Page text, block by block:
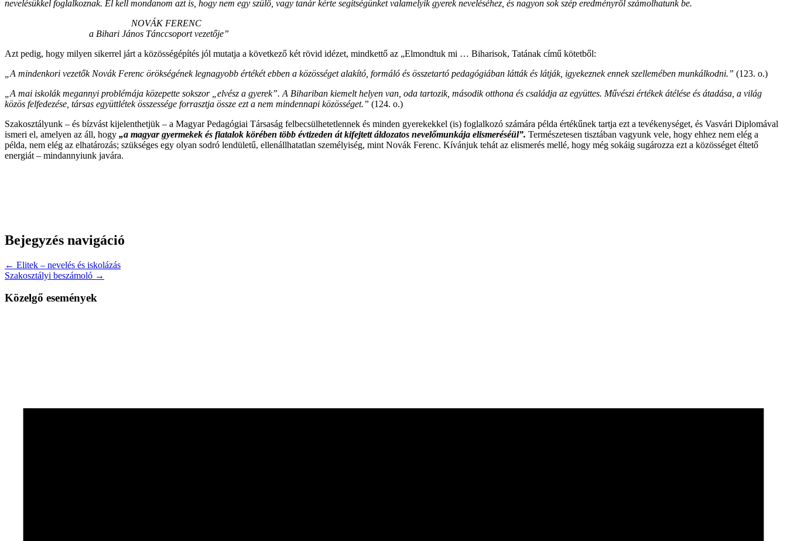
nevelésükkel foglalkoznak. El kell mondanom azt is, hogy nem egy szülő, vagy tanár kérte segítségünket valamelyik gyerek neveléséhez, és nagyon sok szép eredményről számolhatunk be.
NOVÁK FERENC
a Bihari János Tánccsoport vezetője”
Azt pedig, hogy milyen sikerrel járt a közösségépítés jól mutatja a következő két rövid idézet, mindkettő az „Elmondtuk mi … Biharisok, Tatának című kötetből:
„A mindenkori vezetők Novák Ferenc örökségének legnagyobb értékét ebben a közösséget alakító, formáló és összetartó pedagógiában látták és látják, igyekeznek ennek szellemében munkálkodni.” (123. o.)
„A mai iskolák megannyi problémája közepette sokszor „elvész a gyerek”. A Bihariban kiemelt helyen van, oda tartozik, második otthona és családja az együttes. Művészi értékek átélése és átadása, a világ
közös felfedezése, társas együttlétek összessége forrasztja össze ezt a nem mindennapi közösséget.” (124. o.)
Szakosztályunk – és bízvást kijelenthetjük – a Magyar Pedagógiai Társaság felbecsülhetetlennek és minden gyerekekkel (is) foglalkozó számára példa értékűnek tartja ezt a tevékenységet, és Vasvári Diplomával
ismeri el, amelyen az áll, hogy „a magyar gyermekek és fiatalok körében több évtizeden át kifejtett áldozatos nevelőmunkája elismeréséül”. Természetesen tisztában vagyunk vele, hogy ehhez nem elég a
példa, nem elég az elhatározás; szükséges egy olyan sodró lendületű, ellenállhatatlan személyiség, mint Novák Ferenc. Kívánjuk tehát az elismerés mellé, hogy még sokáig sugározza ezt a közösséget éltető
energiát – mindannyiunk javára.
Bejegyzés navigáció
← Elitek – nevelés és iskolázás
Szakosztályi beszámoló →
Közelgő események